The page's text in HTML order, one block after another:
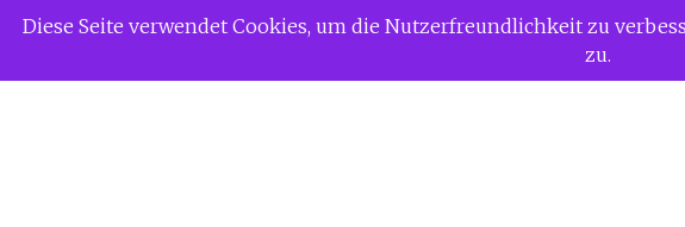
ZumSiggi Gerdaus Welt
Diese Seite verwendet Cookies, um die Nutzerfreundlichkeit zu
zu.